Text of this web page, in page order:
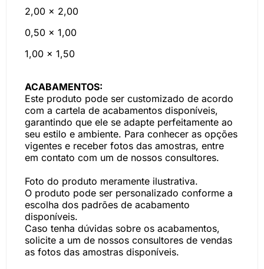
2,00 x 2,00
0,50 x 1,00
1,00 x 1,50
ACABAMENTOS:
Este produto pode ser customizado de acordo
com a cartela de acabamentos disponíveis,
garantindo que ele se adapte perfeitamente ao
seu estilo e ambiente. Para conhecer as opções
vigentes e receber fotos das amostras, entre
em contato com um de nossos consultores.
Foto do produto meramente ilustrativa.
O produto pode ser personalizado conforme a
escolha dos padrões de acabamento
disponíveis.
Caso tenha dúvidas sobre os acabamentos,
solicite a um de nossos consultores de vendas
as fotos das amostras disponíveis.